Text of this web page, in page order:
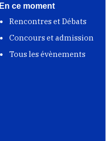
En ce moment
Rencontres et Débats
Concours et admission
Tous les évènements